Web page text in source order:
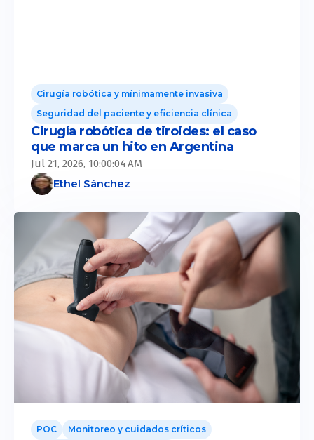
Cirugía robótica y mínimamente invasiva
Seguridad del paciente y eficiencia clínica
Cirugía robótica de tiroides: el caso
que marca un hito en Argentina
Jul 21, 2026, 10:00:04 AM
Ethel Sánchez
POC Monitoreo y cuidados críticos